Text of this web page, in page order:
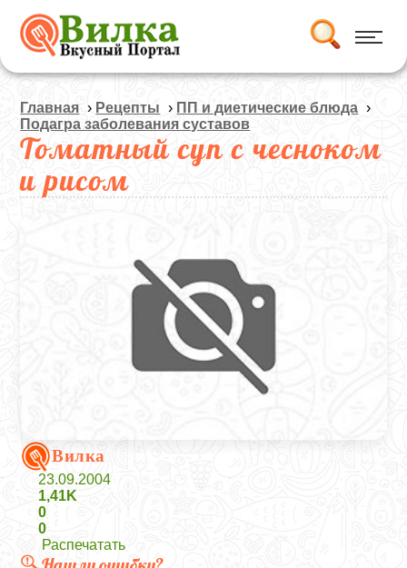
Главная › Рецепты › ПП и диетические блюда ›
Подагра заболевания суставов
Томатный суп с чесноком
и рисом
Вилка
23.09.2004
1,41K
0
0
Распечатать